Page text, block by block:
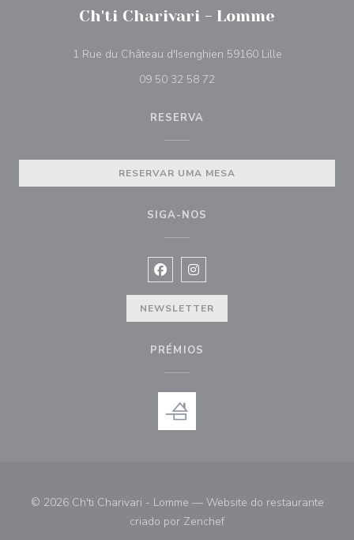
Ch'ti Charivari - Lomme
1 Rue du Château d'Isenghien 59160 Lille((abre numa
09 50 32 58 72
RESERVA
RESERVAR UMA MESA
SIGA-NOS
Facebook ((abre numa nova janela))
Instagram ((abre numa nova
NEWSLETTER
PRÉMIOS
© 2026 Ch'ti Charivari - Lomme — Website do restaurante
criado por Zenchef((abre numa nova janela))